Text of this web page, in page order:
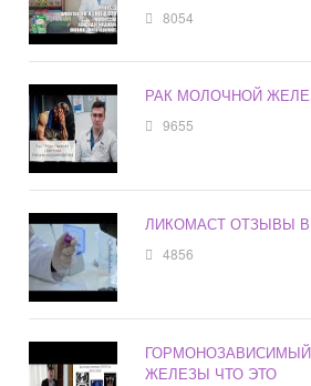
8054
РАК МОЛОЧНОЙ
9655
ЛИКОМАСТ ОТЗЫВЫ
4856
ЖЕЛЕЗЫ ЧТО ЭТО